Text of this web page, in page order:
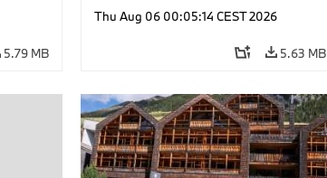
5.79 MB
Optional Extras, Accessories
Thu Aug 06 00:05:14 CEST 2026
5.63 MB